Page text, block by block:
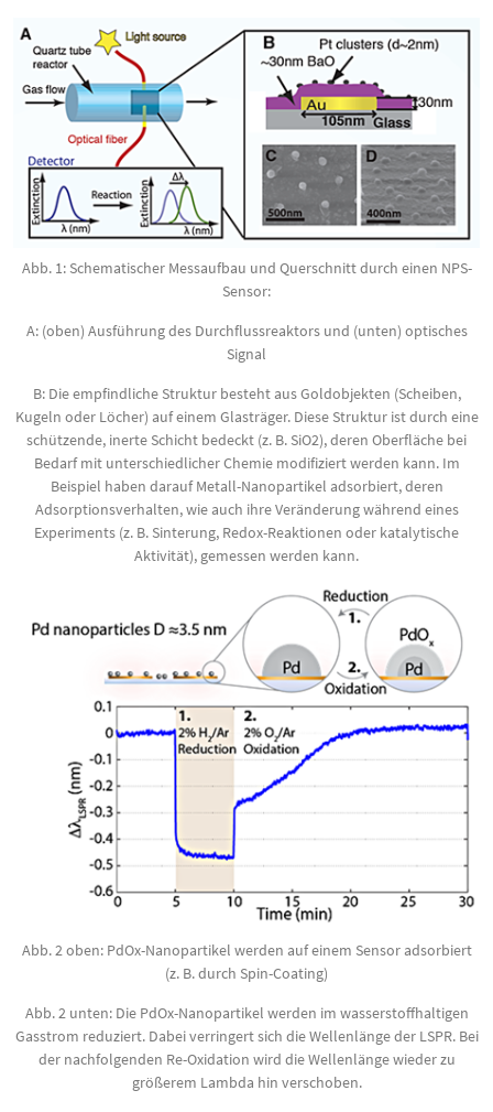
Abb. 1: Schematischer Messaufbau und Querschnitt durch einen NPS-
Sensor:
A: (oben) Ausführung des Durch­fluss­reaktors und (unten) opti­sches
Signal
B: Die empfindliche Struktur besteht aus Goldobjekten (Scheiben,
Kugeln oder Löcher) auf einem Glasträger. Diese Struktur ist durch eine
schützende, inerte Schicht bedeckt (z. B. SiO2), deren Oberfläche bei
Bedarf mit unterschiedlicher Chemie modifiziert werden kann. Im
Beispiel haben darauf Metall-Nanopartikel adsorbiert, deren
Adsorptionsverhalten, wie auch ihre Veränderung während eines
Experiments (z. B. Sinterung, Redox-Reaktionen oder katalytische
Aktivität), gemessen werden kann.
Abb. 2 oben: PdOx-Nanopartikel werden auf einem Sensor adsorbiert
(z. B. durch Spin-Coating)
Abb. 2 unten: Die PdOx-Nano­partikel werden im wasserstoffhaltigen
Gasstrom reduziert. Dabei verringert sich die Wellenlänge der LSPR. Bei
der nachfolgenden Re-Oxidation wird die Wellenlänge wieder zu
größerem Lambda hin verschoben.